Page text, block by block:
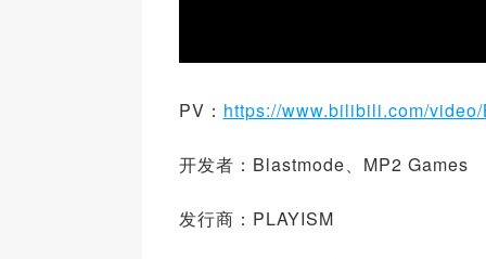
PV： https://www.bilibili.com/
开发者：Blastmode、MP2 Games
发行商：PLAYISM